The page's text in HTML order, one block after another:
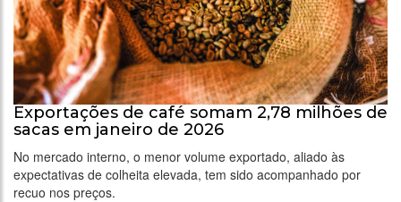
Exportações de café somam 2,78 milhões de
sacas em janeiro de 2026
No mercado interno, o menor volume exportado, aliado às
expectativas de colheita elevada, tem sido acompanhado por
recuo nos preços.